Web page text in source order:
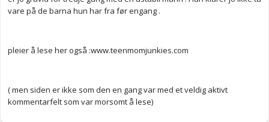
vare på de barna hun har fra før engang .
pleier å lese her også :www.teenmomjunkies.com
( men siden er ikke som den en gang var med et veldig aktivt
kommentarfelt som var morsomt å lese)